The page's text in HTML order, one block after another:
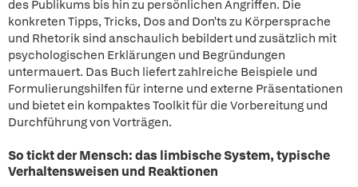
des Publikums bis hin zu persönlichen Angriffen. Die
konkreten Tipps, Tricks, Dos and Don'ts zu Körpersprache
und Rhetorik sind anschaulich bebildert und zusätzlich mit
psychologischen Erklärungen und Begründungen
untermauert. Das Buch liefert zahlreiche Beispiele und
Formulierungshilfen für interne und externe Präsentationen
und bietet ein kompaktes Toolkit für die Vorbereitung und
Durchführung von Vorträgen.
So tickt der Mensch: das limbische System, typische
Verhaltensweisen und Reaktionen